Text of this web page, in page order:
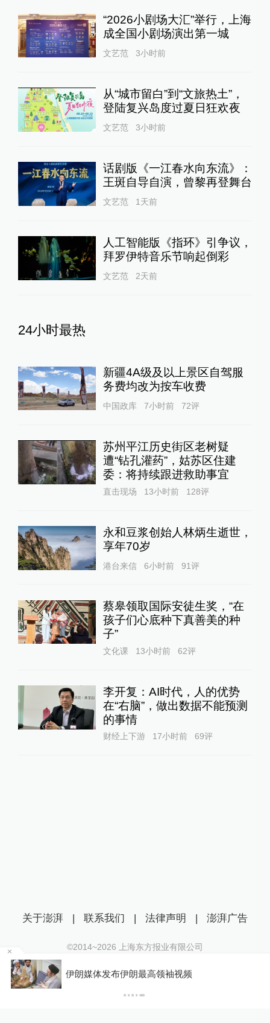
“2026小剧场大汇”举行，上海
成全国小剧场演出第一城
文艺范 3小时前
从“城市留白”到“文旅热土”，
登陆复兴岛度过夏日狂欢夜
文艺范 3小时前
话剧版《一江春水向东流》：
王斑自导自演，曾黎再登舞台
文艺范 1天前
人工智能版《指环》引争议，
拜罗伊特音乐节响起倒彩
文艺范 2天前
24小时最热
新疆4A级及以上景区自驾服
务费均改为按车收费
中国政库 7小时前 72评
苏州平江历史街区老树疑
遭“钻孔灌药”，姑苏区住建
委：将持续跟进救助事宜
直击现场 13小时前 128评
永和豆浆创始人林炳生逝世，
享年70岁
港台来信 6小时前 91评
蔡皋领取国际安徒生奖，“在
孩子们心底种下真善美的种
子”
文化课 13小时前 62评
李开复：AI时代，人的优势
在“右脑”，做出数据不能预测
的事情
财经上下游 17小时前 69评
伊朗媒体发布伊朗最高领袖视频
关于澎湃 | 联系我们 | 法律声明 | 澎湃广告
©2014~2026 上海东方报业有限公司
沪ICP证：沪B2-20170116 | 沪ICP备14003370号
互联网新闻信息服务许可证：31120170006
沪公网安备 31010602000299号